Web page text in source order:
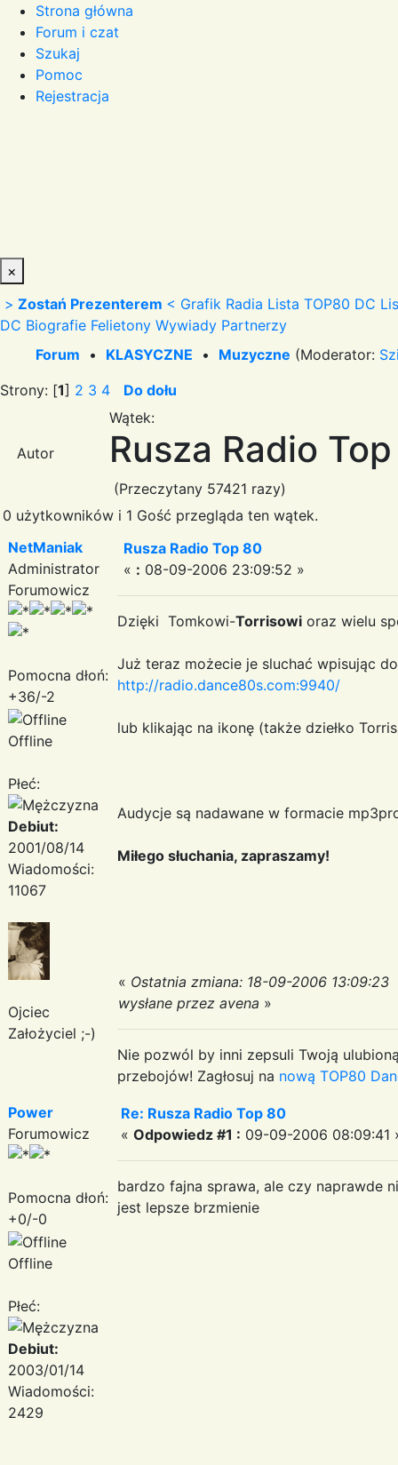
Strona główna
Forum i czat
Szukaj
Pomoc
Rejestracja
×
> Zostań Prezenterem < Grafik Radia Lista TOP80 DC
DC Biografie Felietony Wywiady Partnerzy
Forum • KLASYCZNE • Muzyczne (Moderator:
Strony: [1] 2 3 4 Do dołu
Autor
Wątek:
Rusza Radio
(Przeczytany 57421 razy)
0 użytkowników i 1 Gość przegląda ten wątek.
NetManiak
Administrator
Forumowicz
Pomocna dłoń:
+36/-2
Offline
Płeć:
Debiut:
2001/08/14
Wiadomości:
11067
Ojciec
Założyciel ;-)
Rusza Radio Top 80
« : 08-09-2006 23:09:52 »
Dzięki Tomkowi-Torrisowi oraz wielu
Już teraz możecie je sluchać wpisując
http://radio.dance80s.com:9940/
lub klikając na ikonę (także dziełko
Audycje są nadawane w formacie
Miłego słuchania, zapraszamy!
« Ostatnia zmiana: 18-09-2006 13:09:23
wysłane przez avena »
Nie pozwól by inni zepsuli Twoją
przebojów! Zagłosuj na nową TOP80
Power
Forumowicz
Pomocna dłoń:
+0/-0
Offline
Płeć:
Debiut:
2003/01/14
Wiadomości:
2429
Re: Rusza Radio Top 80
« Odpowiedz #1 : 09-09-2006 08:09:41
bardzo fajna sprawa, ale czy naprawde
jest lepsze brzmienie